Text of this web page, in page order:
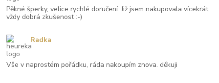
Pěkné šperky, velice rychlé doručení. Již jsem nakupovala vícekrát,
vždy dobrá zkušenost :-)
Vše v naprostém pořádku, ráda nakoupím znova. děkuji
Radka